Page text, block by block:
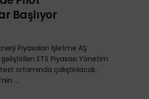
Başlıyor
Piyasaları İşletme AŞ
ETS Piyasası Yönetim
ortamında çalıştırılacak,
...